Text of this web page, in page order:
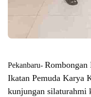
Pekanbaru-
Ikatan Pemuda Karya
kunjungan silaturahmi